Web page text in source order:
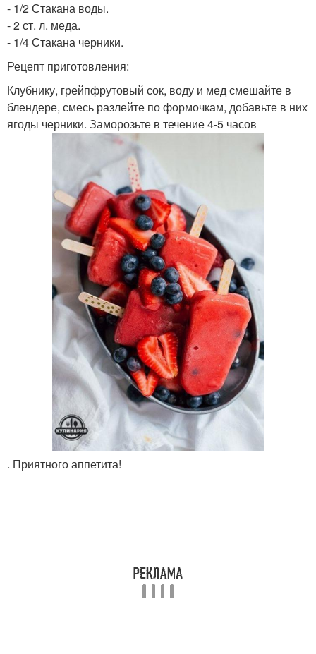
- 1/2 Стакана воды.
- 2 ст. л. меда.
- 1/4 Стакана черники.
Рецепт приготовления:
Клубнику, грейпфрутовый сок, воду и мед смешайте в
блендере, смесь разлейте по формочкам, добавьте в них
ягоды черники. Заморозьте в течение 4-5 часов
. Приятного аппетита!